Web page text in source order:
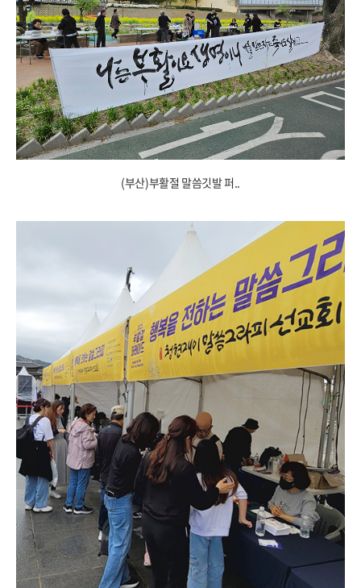
(부산)부활절 말씀깃발 퍼..